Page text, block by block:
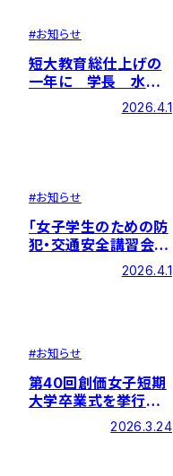
#お知らせ
短大教育総仕上げの
一年に 学長 水元
2026.4.1
#お知らせ
「女子学生のための防
犯・交通安全講習会」
を開催しました2026.4.1
#お知らせ
第40回創価女子短期
大学卒業式を挙行しま
2026.3.24